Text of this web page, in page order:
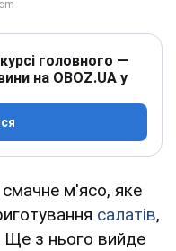
головного —
на OBOZ.UA у
м'ясо, яке
салатів,
Ще з нього вийде